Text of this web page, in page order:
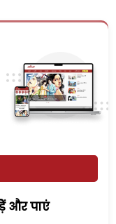
और पाएं